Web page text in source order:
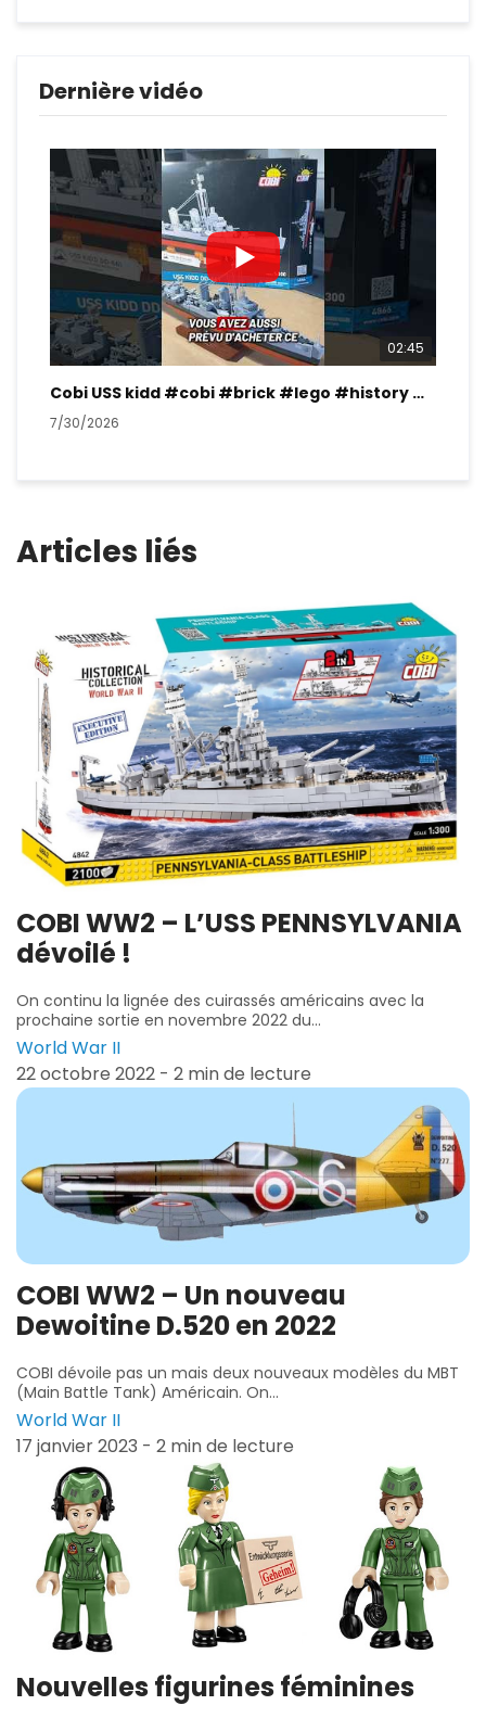
Dernière vidéo
02:45
Cobi USS kidd #cobi #brick #lego #history #ww2
7/30/2026
Articles liés
COBI WW2 – L’USS PENNSYLVANIA
dévoilé !
On continu la lignée des cuirassés américains avec la
prochaine sortie en novembre 2022 du...
World War II
22 octobre 2022 - 2 min de lecture
COBI WW2 – Un nouveau
Dewoitine D.520 en 2022
COBI dévoile pas un mais deux nouveaux modèles du MBT
(Main Battle Tank) Américain. On...
World War II
17 janvier 2023 - 2 min de lecture
Nouvelles figurines féminines